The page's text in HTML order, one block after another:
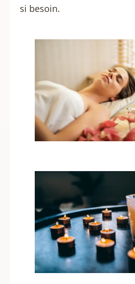
si besoin.